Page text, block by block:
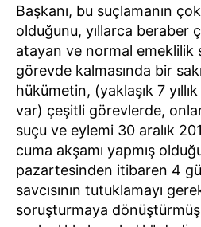
Başkanı, bu suçlamanın
olduğunu, yıllarca beraber
atayan ve normal emeklilik
görevde kalmasında bir
hükümetin, (yaklaşık 7
var) çeşitli görevlerde,
suçu ve eylemi 30 aralık
cuma akşamı yapmış
pazartesinden itibaren 4
savcısının tutuklamayı
soruşturmaya dönüştürmüş